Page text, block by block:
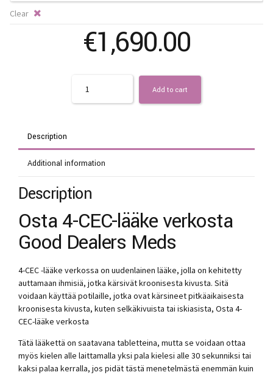
Clear
€1,690.00
Add to cart
Description
Additional information
Description
Osta 4-CEC-lääke verkosta
Good Dealers Meds
4-CEC -lääke verkossa on uudenlainen lääke, jolla on kehitetty
auttamaan ihmisiä, jotka kärsivät kroonisesta kivusta. Sitä
voidaan käyttää potilaille, jotka ovat kärsineet pitkäaikaisesta
kroonisesta kivusta, kuten selkäkivuista tai iskiasista, Osta 4-
CEC-lääke verkosta
Tätä lääkettä on saatavana tabletteina, mutta se voidaan ottaa
myös kielen alle laittamalla yksi pala kielesi alle 30 sekunniksi tai
kaksi palaa kerralla, jos pidät tästä menetelmästä enemmän kuin